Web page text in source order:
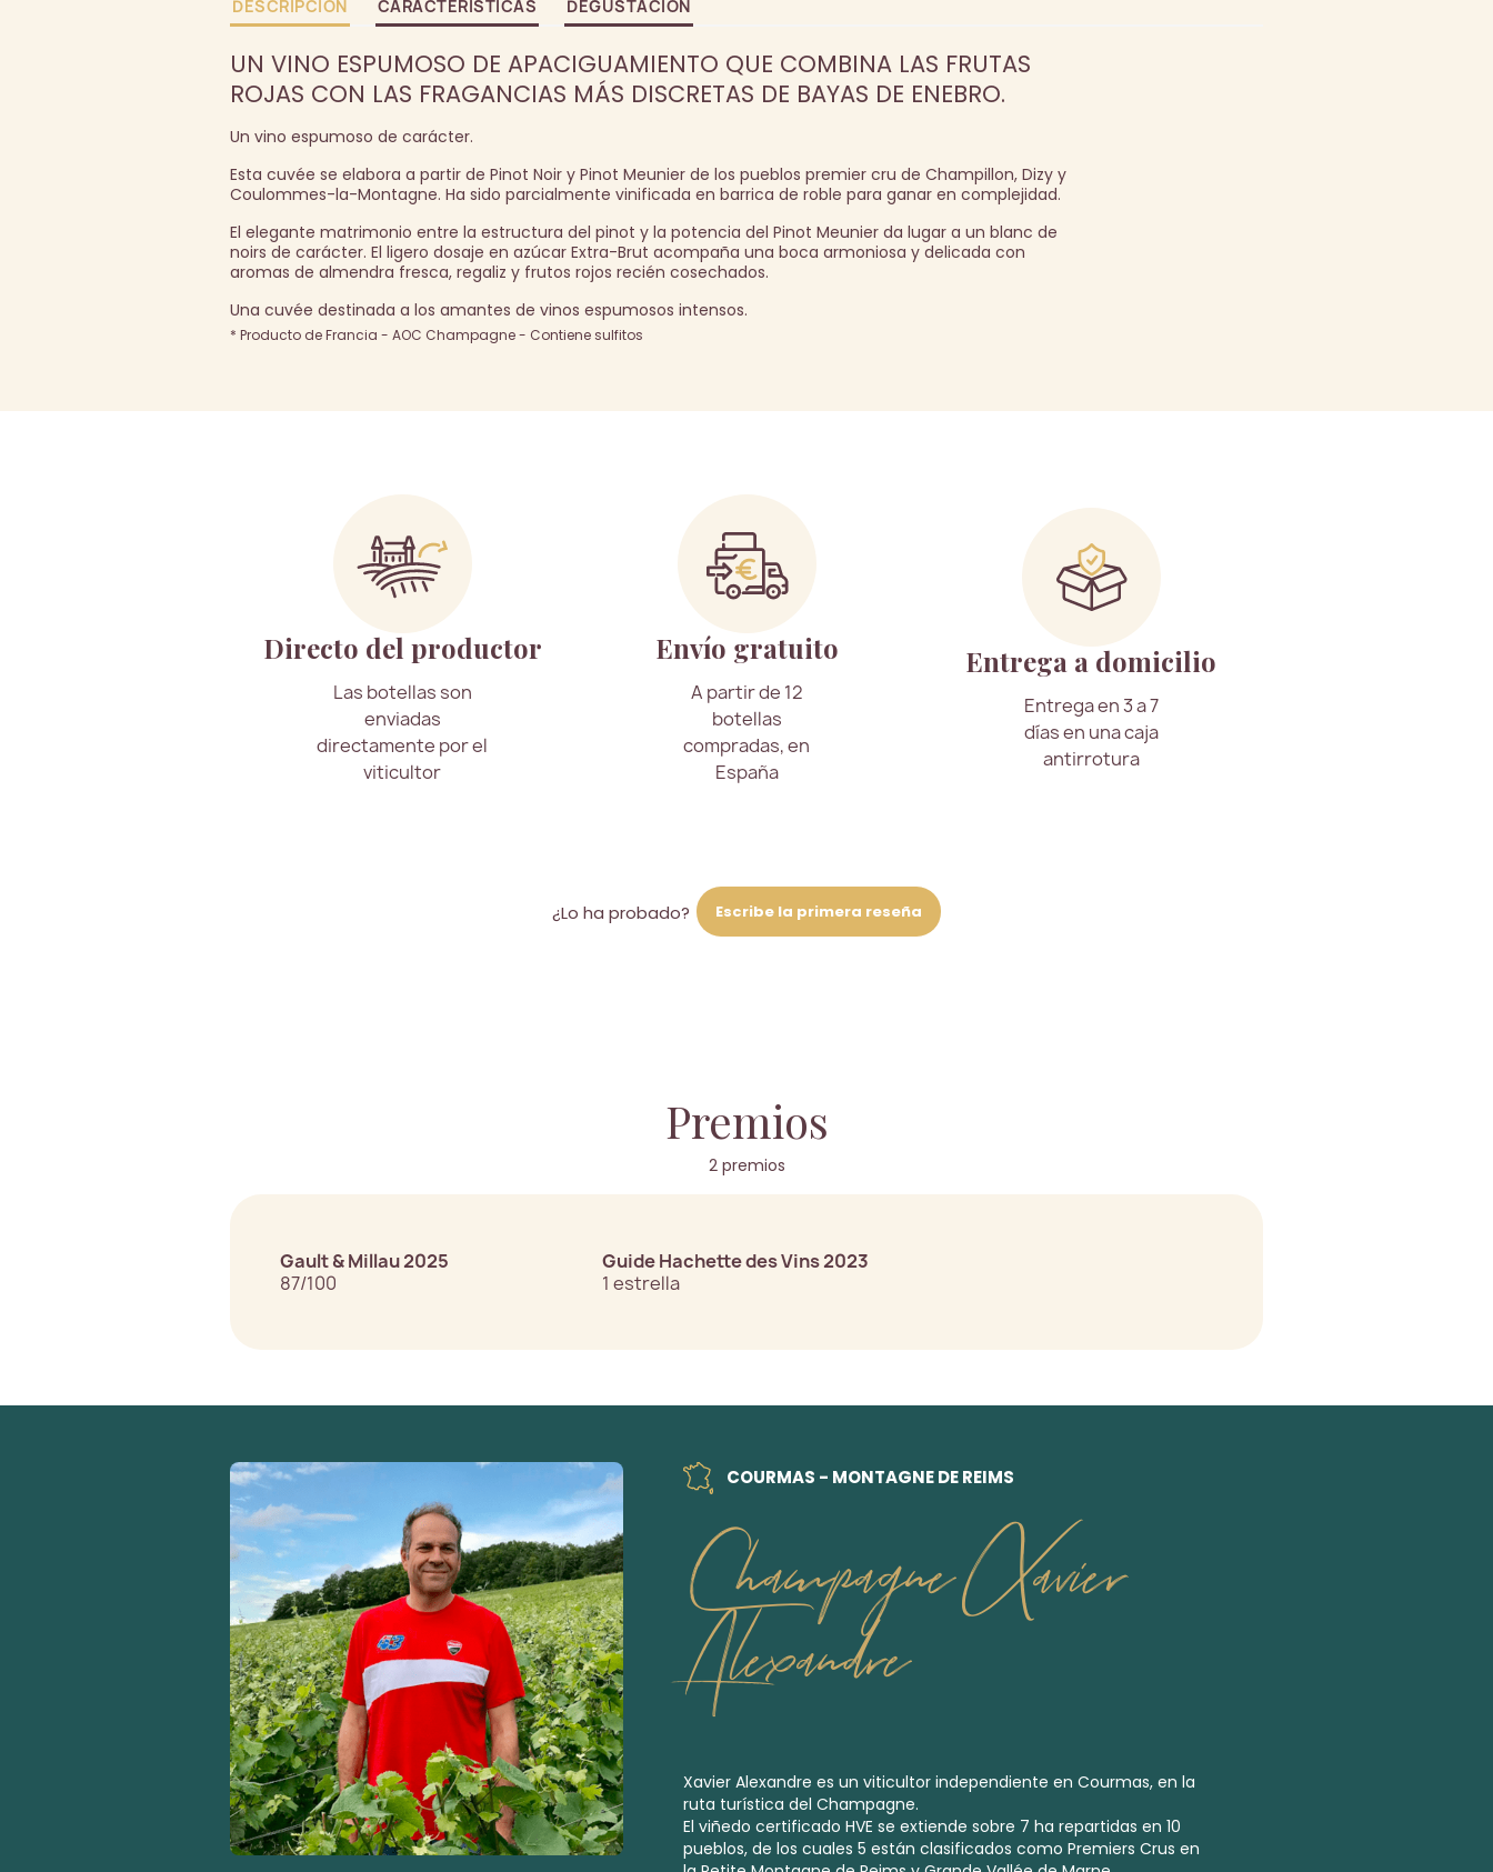
DESCRIPCIÓN CARACTERÍSTICAS DEGUSTACIÓN
UN VINO ESPUMOSO DE APACIGUAMIENTO QUE COMBINA LAS FRUTAS
ROJAS CON LAS FRAGANCIAS MÁS DISCRETAS DE BAYAS DE ENEBRO.
Un vino espumoso de carácter.
Esta cuvée se elabora a partir de Pinot Noir y Pinot Meunier de los pueblos premier cru de Champillon, Dizy y
Coulommes-la-Montagne. Ha sido parcialmente vinificada en barrica de roble para ganar en complejidad.
El elegante matrimonio entre la estructura del pinot y la potencia del Pinot Meunier da lugar a un blanc de
noirs de carácter. El ligero dosaje en azúcar Extra-Brut acompaña una boca armoniosa y delicada con
aromas de almendra fresca, regaliz y frutos rojos recién cosechados.
Una cuvée destinada a los amantes de vinos espumosos intensos.
* Producto de Francia - AOC Champagne - Contiene sulfitos
Directo del productor
Las botellas son
enviadas
directamente por el
viticultor
Envío gratuito
A partir de 12
botellas
compradas, en
España
Entrega a domicilio
Entrega en 3 a 7
días en una caja
antirrotura
¿Lo ha probado? Escribe la primera reseña
Premios
2 premios
Gault & Millau 2025
87/100
Guide Hachette des Vins 2023
1 estrella
COURMAS - MONTAGNE DE REIMS
Champagne Xavier
Alexandre
Xavier Alexandre es un viticultor independiente en Courmas, en la
ruta turística del Champagne.
El viñedo certificado HVE se extiende sobre 7 ha repartidas en 10
pueblos, de los cuales 5 están clasificados como Premiers Crus en